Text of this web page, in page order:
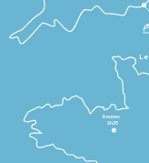
Rennes
2h30